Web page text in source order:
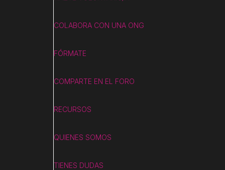
COLABORA CON UNA ONG
FÓRMATE
COMPARTE EN EL FORO
RECURSOS
QUIENES SOMOS
TIENES DUDAS